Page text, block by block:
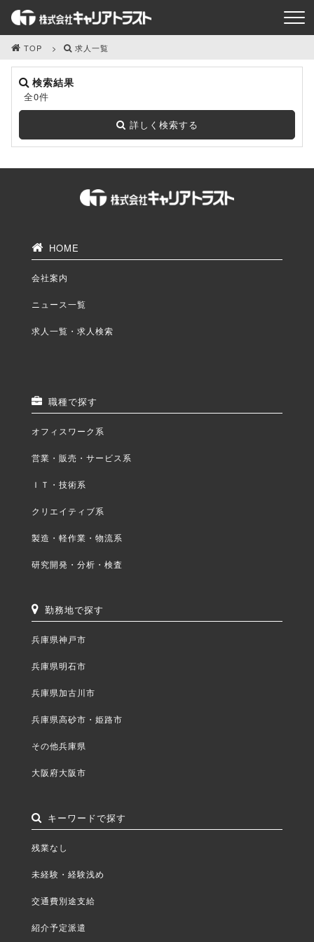
TOP 求人一覧
検索結果
全0件
詳しく検索する
HOME
会社案内
ニュース一覧
求人一覧・求人検索
職種で探す
オフィスワーク系
営業・販売・サービス系
ＩＴ・技術系
クリエイティブ系
製造・軽作業・物流系
研究開発・分析・検査
勤務地で探す
兵庫県神戸市
兵庫県明石市
兵庫県加古川市
兵庫県高砂市・姫路市
その他兵庫県
大阪府大阪市
キーワードで探す
残業なし
未経験・経験浅め
交通費別途支給
紹介予定派遣